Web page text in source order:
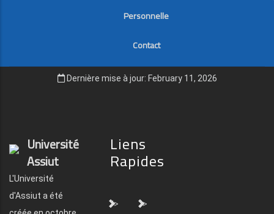
Personnelle
Contact
Dernière mise à jour: February 11, 2026
Université
Assiut
L'Université
d'Assiut a été
Liens
Rapides
"> ">